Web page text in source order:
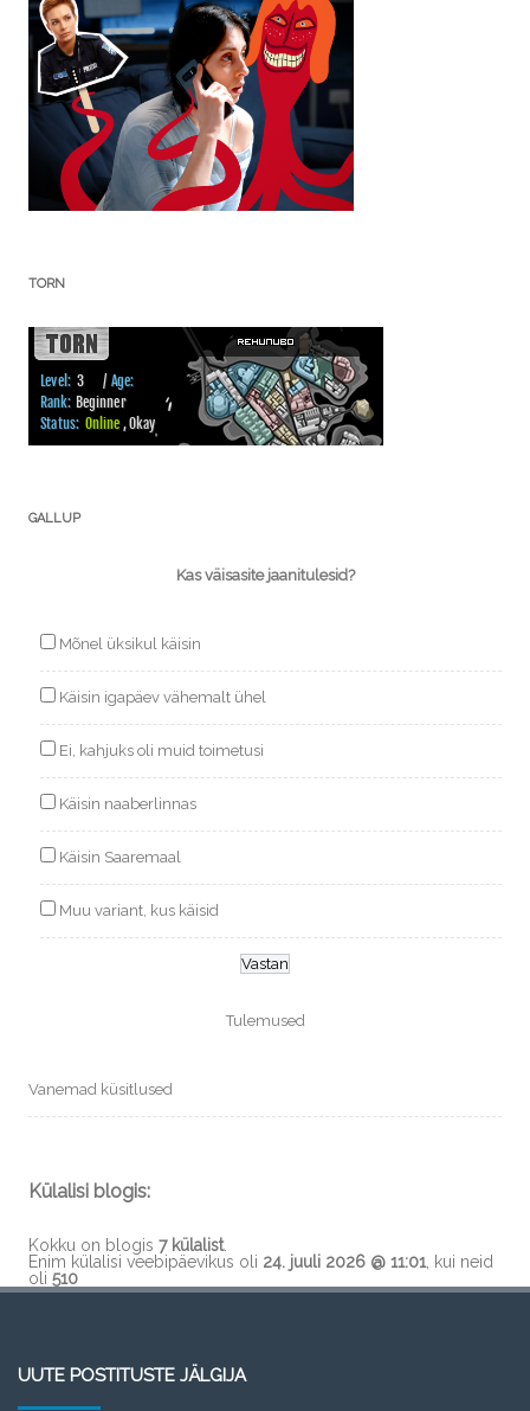
TORN
GALLUP
Kas väisasite jaanitulesid?
Mõnel üksikul käisin
Käisin igapäev vähemalt ühel
Ei, kahjuks oli muid toimetusi
Käisin naaberlinnas
Käisin Saaremaal
Muu variant, kus käisid
Tulemused
Vanemad küsitlused
Külalisi blogis:
Kokku on blogis 7 külalist.
Enim külalisi veebipäevikus oli 24. juuli 2026 @ 11:01, kui neid
oli 510
UUTE POSTITUSTE JÄLGIJA